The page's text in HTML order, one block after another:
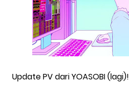
Update PV dari YOASOBI (lagi)!